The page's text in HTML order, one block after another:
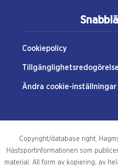
Cookiepolicy
Tillgänglighetsredogörelse
Ändra cookie-inställningar
Copyright/database right,
Hästsportinformationen som
material. All form av kopiering, av